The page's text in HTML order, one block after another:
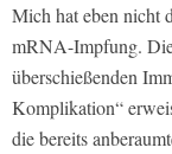
Mich hat eben nicht
mRNA-Impfung.
überschießenden
Komplikation“
die bereits